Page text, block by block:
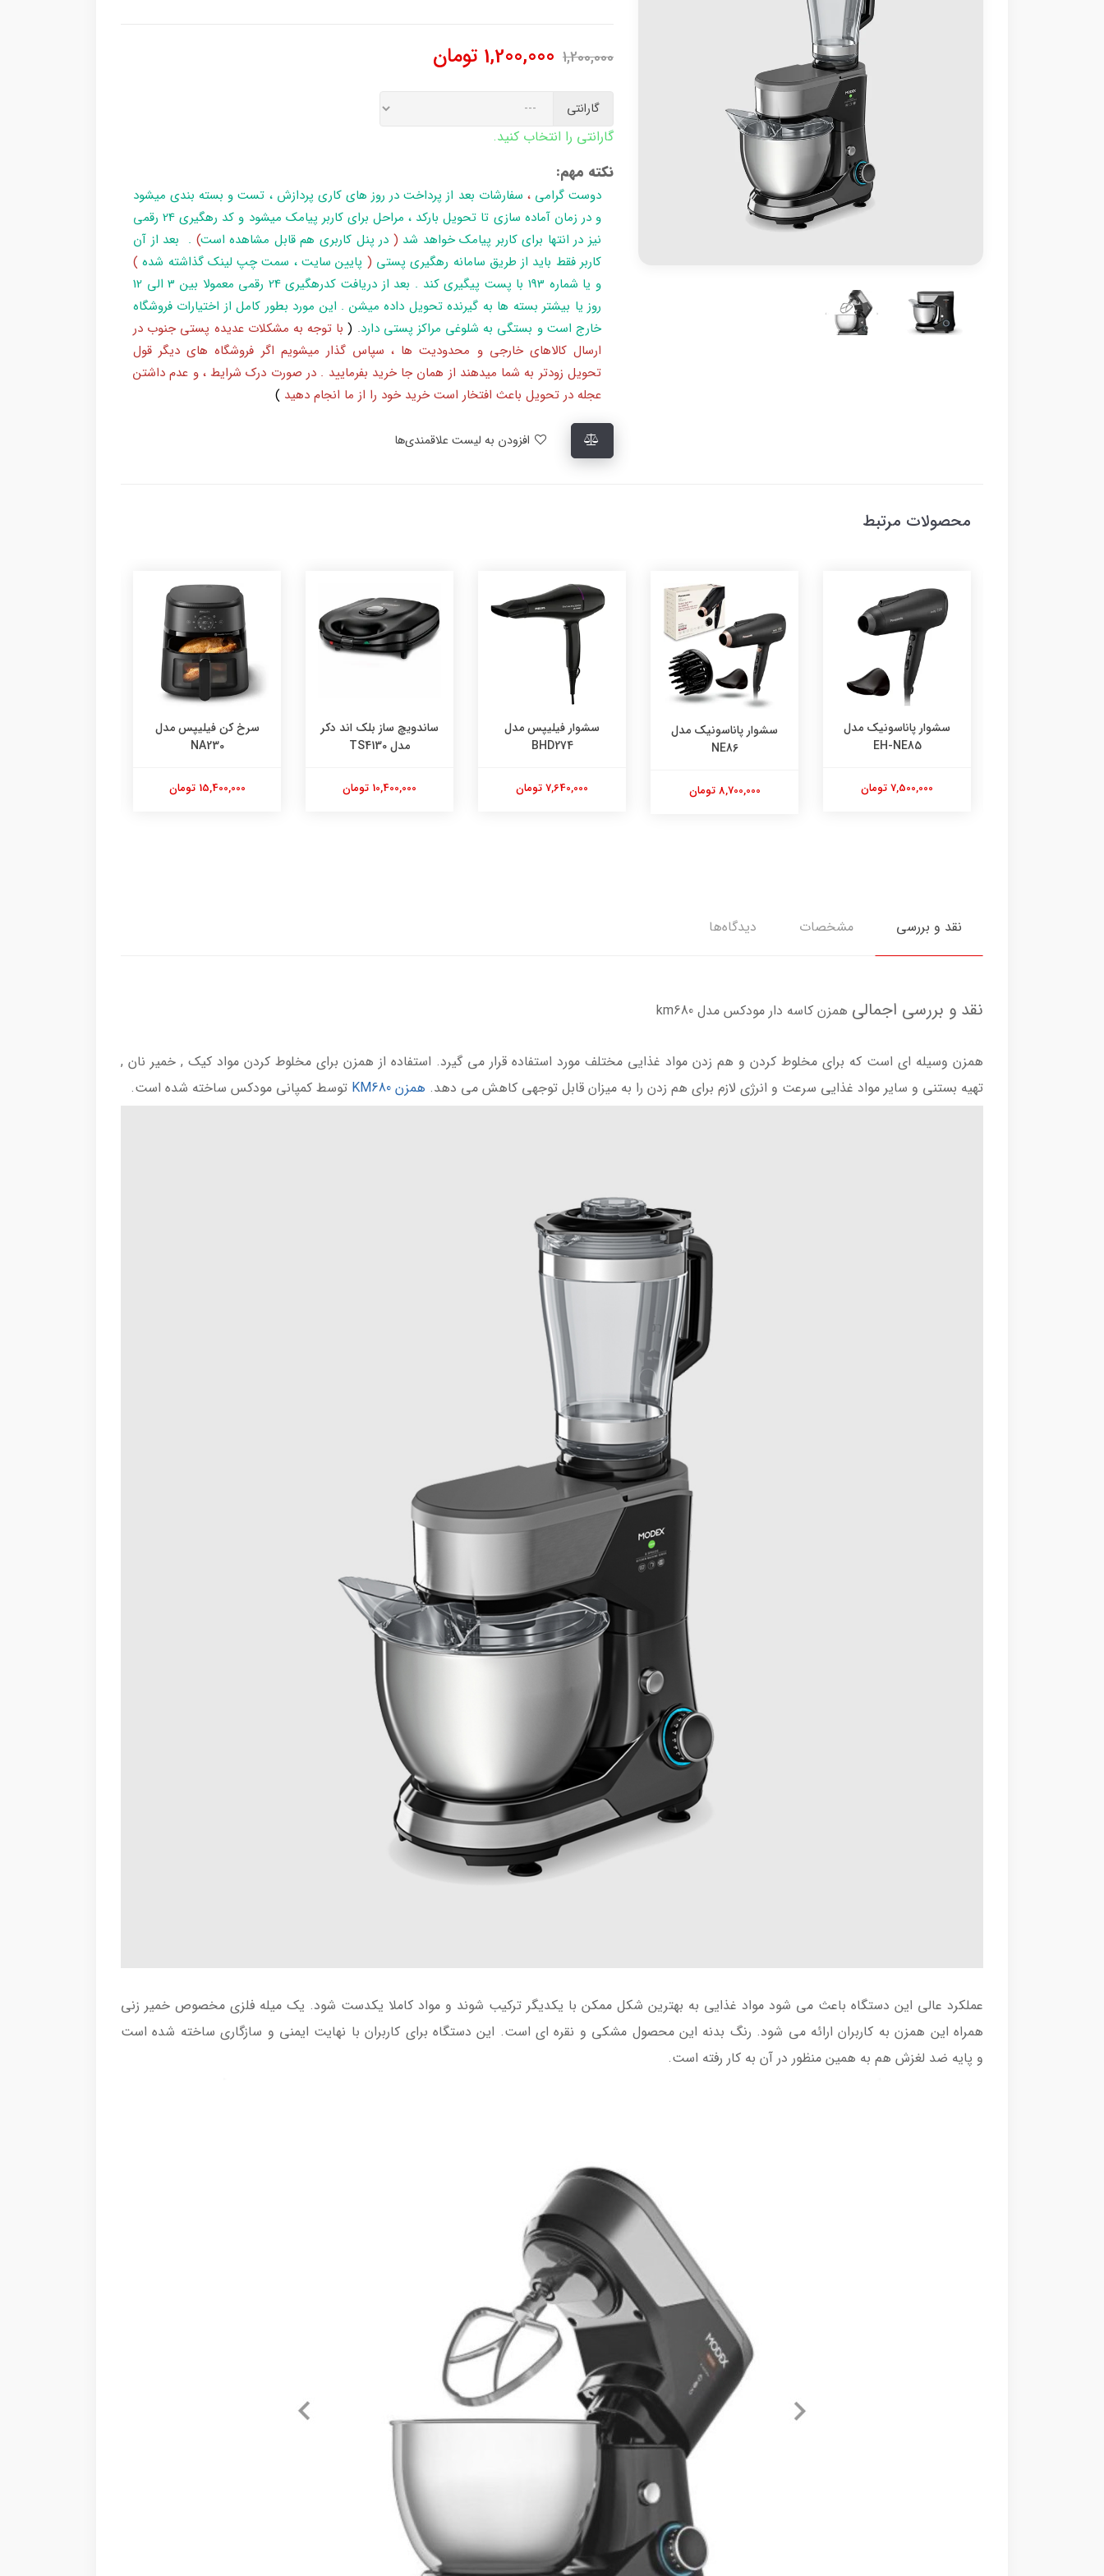
1,200,000
1,200,000 تومان
گارانتی
گارانتی را انتخاب کنید.
نکته مهم:
دوست گرامی، سفارشات بعد از پرداخت در روز های کاری پردازش ، تست و بسته بندی میشود
و در زمان آماده سازی تا تحویل بارکد ، مراحل برای کاربر پیامک میشود و کد رهگیری 24 رقمی
نیز در انتها برای کاربر پیامک خواهد شد ( در پنل کاربری هم قابل مشاهده است) . بعد از آن
کاربر فقط باید از طریق سامانه رهگیری پستی ( پایین سایت ، سمت چپ لینک گذاشته شده )
و یا شماره 193 با پست پیگیری کند . بعد از دریافت کدرهگیری 24 رقمی معمولا بین 3 الی 12
روز یا بیشتر بسته ها به گیرنده تحویل داده میشن . این مورد بطور کامل از اختیارات فروشگاه
خارج است و بستگی به شلوغی مراکز پستی دارد.
(با توجه به مشکلات عدیده پستی جنوب در
ارسال کالاهای خارجی و محدودیت ها ، سپاس گذار میشویم اگر فروشگاه های دیگر قول
تحویل زودتر به شما میدهند از همان جا خرید بفرمایید . در صورت درک شرایط ، و عدم داشتن
عجله در تحویل باعث افتخار است خرید خود را از ما انجام دهید )
محصولات مرتبط
سشوار پاناسونیک مدل
NE86
8,700,000 تومان
سشوار فیلیپس مدل
BHD274
7,640,000 تومان
ساندویچ ساز بلک اند دکر
مدل TS4130
10,400,000 تومان
سرخ کن فیلیپس مدل
NA230
15,400,000 تومان
سشوار فیلیپس مدل
BHD272
6,750,000 تومان
نقد و بررسی مشخصات دیدگاه‌ها
نقد و بررسی اجمالی همزن کاسه دار مودکس مدل km680
همزن وسیله ای است که برای مخلوط کردن و هم زدن مواد غذایی مختلف مورد استفاده قرار می گیرد. استفاده از همزن برای مخلوط کردن مواد کیک , خمیر نان ,
تهیه بستنی و سایر مواد غذایی سرعت و انرژی لازم برای هم زدن را به میزان قابل توجهی کاهش می دهد. همزن KM680 توسط کمپانی مودکس ساخته شده است.
عملکرد عالی این دستگاه باعث می شود مواد غذایی به بهترین شکل ممکن با یکدیگر ترکیب شوند و مواد کاملا یکدست شود. یک میله فلزی مخصوص خمیر زنی
همراه این همزن به کاربران ارائه می شود. رنگ بدنه این محصول مشکی و نقره ای است. این دستگاه برای کاربران با نهایت ایمنی و سازگاری ساخته شده است
و پایه ضد لغزش هم به همین منظور در آن به کار رفته است.